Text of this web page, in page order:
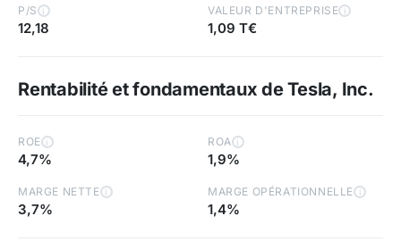
P/S i
12,18
VALEUR D'ENTREPRISE i
1,09 T€
Rentabilité et fondamentaux de Tesla, Inc.
ROE i
4,7%
ROA i
1,9%
MARGE NETTE i
3,7%
MARGE OPÉRATIONNELLE i
1,4%